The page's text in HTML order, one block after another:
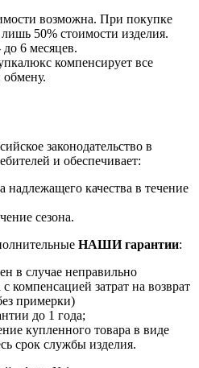
возможна. При покупке
50% стоимости изделия.
до 6 месяцев.
компенсирует все
обмену.
законодательство в
и обеспечивает:
надлежащего качества в течение
сезона.
НАШИ гарантии:
в случае неправильно
компенсацией затрат на возврат
примерки)
до 1 года;
купленного товара в виде
срок службы изделия.